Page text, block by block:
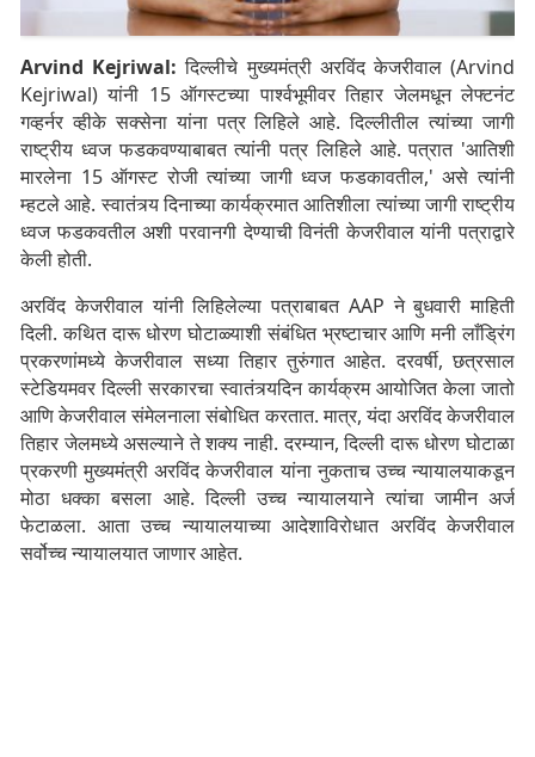
Arvind Kejriwal: दिल्लीचे मुख्यमंत्री अरविंद केजरीवाल (Arvind
Kejriwal) यांनी 15 ऑगस्टच्या पार्श्वभूमीवर तिहार जेलमधून लेफ्टनंट
गव्हर्नर व्हीके सक्सेना यांना पत्र लिहिले आहे. दिल्लीतील त्यांच्या जागी
राष्ट्रीय ध्वज फडकवण्याबाबत त्यांनी पत्र लिहिले आहे. पत्रात 'आतिशी
मारलेना 15 ऑगस्ट रोजी त्यांच्या जागी ध्वज फडकावतील,' असे त्यांनी
म्हटले आहे. स्वातंत्र्य दिनाच्या कार्यक्रमात आतिशीला त्यांच्या जागी राष्ट्रीय
ध्वज फडकवतील अशी परवानगी देण्याची विनंती केजरीवाल यांनी पत्राद्वारे
केली होती.
अरविंद केजरीवाल यांनी लिहिलेल्या पत्राबाबत AAP ने बुधवारी माहिती
दिली. कथित दारू धोरण घोटाळ्याशी संबंधित भ्रष्टाचार आणि मनी लाँड्रिंग
प्रकरणांमध्ये केजरीवाल सध्या तिहार तुरुंगात आहेत. दरवर्षी, छत्रसाल
स्टेडियमवर दिल्ली सरकारचा स्वातंत्र्यदिन कार्यक्रम आयोजित केला जातो
आणि केजरीवाल संमेलनाला संबोधित करतात. मात्र, यंदा अरविंद केजरीवाल
तिहार जेलमध्ये असल्याने ते शक्य नाही. दरम्यान, दिल्ली दारू धोरण घोटाळा
प्रकरणी मुख्यमंत्री अरविंद केजरीवाल यांना नुकताच उच्च न्यायालयाकडून
मोठा धक्का बसला आहे. दिल्ली उच्च न्यायालयाने त्यांचा जामीन अर्ज
फेटाळला. आता उच्च न्यायालयाच्या आदेशाविरोधात अरविंद केजरीवाल
सर्वोच्च न्यायालयात जाणार आहेत.